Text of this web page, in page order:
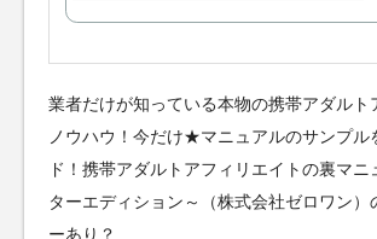
業者だけが知っている本物の携帯アダルト
ノウハウ！今だけ★マニュアルのサンプル
ド！携帯アダルトアフィリエイトの裏マニ
ターエディション～（株式会社ゼロワン）
ーあり？